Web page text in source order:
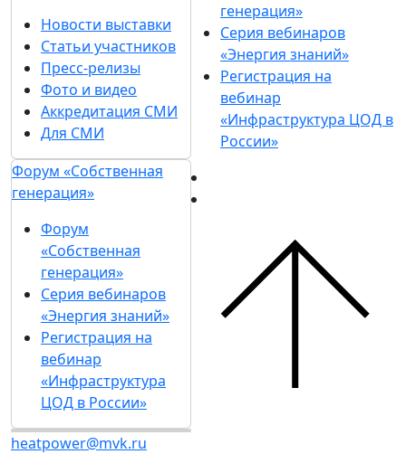
Новости выставки
Статьи участников
Пресс-релизы
Фото и видео
Аккредитация СМИ
Для СМИ
Форум «Собственная
генерация»
Форум
«Собственная
генерация»
Серия вебинаров
«Энергия знаний»
Регистрация на
вебинар
«Инфраструктура
ЦОД в России»
heatpower@mvk.ru
генерация»
Серия вебинаров
«Энергия знаний»
Регистрация на
вебинар
«Инфраструктура ЦОД в
России»